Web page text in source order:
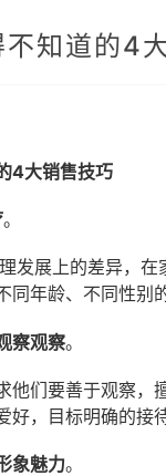
知道的4
4大销售技巧
。
发展上的差异，
同年龄、不同性别
察观察。
他们要善于观察，
好，目标明确的接
象魅力。